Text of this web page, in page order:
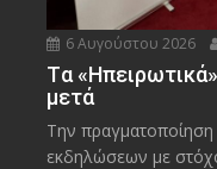
6 Αυγούστου 2026
Tα
μετά
Την πραγματοποίηση
εκδηλώσεων με